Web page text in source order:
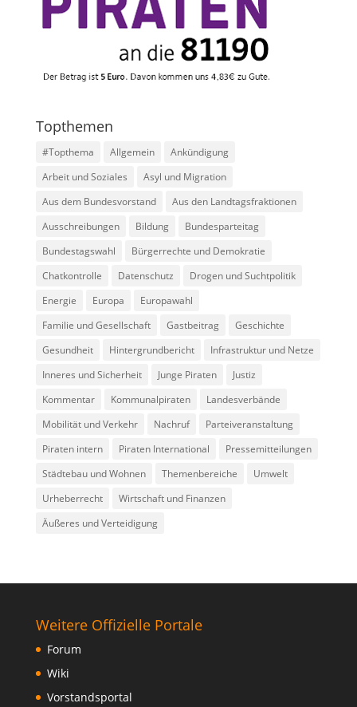
Topthemen
#Topthema Allgemein
Ankündigung
Arbeit und Soziales
Asyl und Migration
Aus dem Bundesvorstand
Aus den Landtagsfraktionen
Ausschreibungen
Bildung
Bundesparteitag
Bundestagswahl
Bürgerrechte und Demokratie
Chatkontrolle
Datenschutz
Drogen und Suchtpolitik
Energie
Europa
Europawahl
Familie und Gesellschaft
Gastbeitrag
Geschichte
Gesundheit
Hintergrundbericht
Infrastruktur und Netze
Inneres und Sicherheit
Junge Piraten
Justiz
Kommentar
Kommunalpiraten
Landesverbände
Mobilität und Verkehr
Nachruf
Parteiveranstaltung
Piraten intern
Piraten International
Pressemitteilungen
Städtebau und Wohnen
Themenbereiche
Umwelt
Urheberrecht
Wirtschaft und Finanzen
Äußeres und Verteidigung
Weitere Offizielle Portale
Forum
Wiki
Vorstandsportal